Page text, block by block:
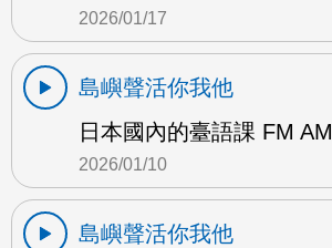
2026/01/17
島嶼聲活你我他
日本國內的臺語課 FM AM
2026/01/10
島嶼聲活你我他